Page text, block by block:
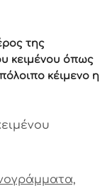
της
κειμένου όπως
κέιμενο η